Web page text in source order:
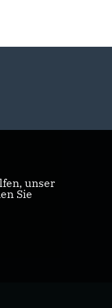
unser
Sie